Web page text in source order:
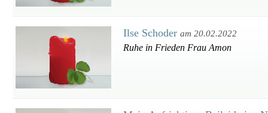
Ilse Schoder am 20.02.2022
Ruhe in Frieden Frau Amon